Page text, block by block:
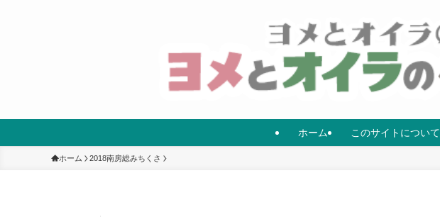
ホーム このサイトについて
ホーム 2018南房総みちくさ